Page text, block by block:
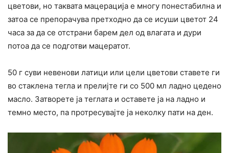
цветови, но таквата мацерација е многу понестабилна и
затоа се препорачува претходно да се исуши цветот 24
часа за да се отстрани барем дел од влагата и дури
потоа да се подготви мацератот.
50 г суви невенови латици или цели цветови ставете ги
во стаклена тегла и прелијте ги со 500 мл ладно цедено
масло. Затворете ја теглата и оставете ја на ладно и
темно место, па протресувајте ја неколку пати на ден.